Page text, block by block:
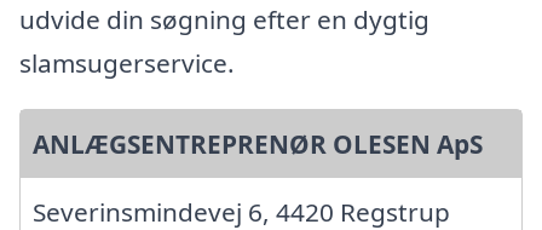
udvide din søgning efter en dygtig
slamsugerservice.
ANLÆGSENTREPRENØR OLESEN ApS
Severinsmindevej 6, 4420 Regstrup